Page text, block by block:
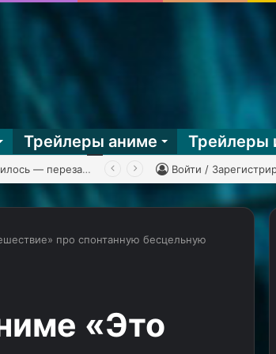
Трейлеры аниме Трейлеры
3, часть 2 Войти /
про спонтанную бесцельную
«Это
First